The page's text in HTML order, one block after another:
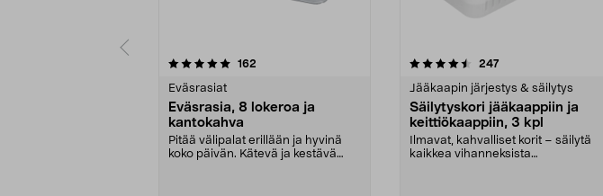
162
Eväsrasiat
Eväsrasia, 8 lokeroa ja
kantokahva
Pitää välipalat erillään ja hyvinä
koko päivän. Kätevä ja kestävä
4.5 viidestä
247arvostelut
Jääkaapin järjestys & säilytys
Säilytyskori jääkaappiin ja
keittiökaappiin, 3 kpl
Ilmavat, kahvalliset korit – säilytä
kaikkea vihanneksista
4.0 viidestä